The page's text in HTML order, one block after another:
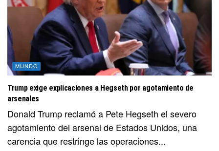
MUNDO
Trump exige explicaciones a Hegseth por agotamiento de
arsenales
Donald Trump reclamó a Pete Hegseth el severo
agotamiento del arsenal de Estados Unidos, una
carencia que restringe las operaciones...